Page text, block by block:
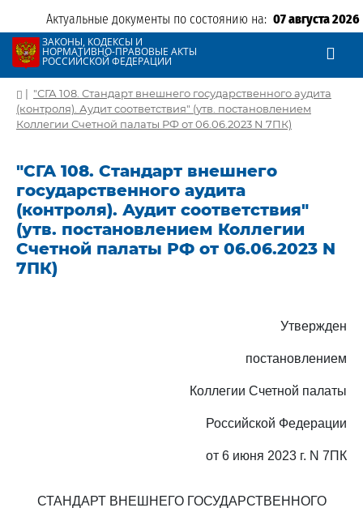
Актуальные документы по состоянию на: 07 августа 2026
ЗАКОНЫ, КОДЕКСЫ И
НОРМАТИВНО-ПРАВОВЫЕ АКТЫ
РОССИЙСКОЙ ФЕДЕРАЦИИ
| "СГА 108. Стандарт внешнего государственного аудита
(контроля). Аудит соответствия" (утв. постановлением
Коллегии Счетной палаты РФ от 06.06.2023 N 7ПК)
"СГА 108. Стандарт внешнего
государственного аудита
(контроля). Аудит соответствия"
(утв. постановлением Коллегии
Счетной палаты РФ от 06.06.2023 N
7ПК)
Утвержден
постановлением
Коллегии Счетной палаты
Российской Федерации
от 6 июня 2023 г. N 7ПК
СТАНДАРТ ВНЕШНЕГО ГОСУДАРСТВЕННОГО